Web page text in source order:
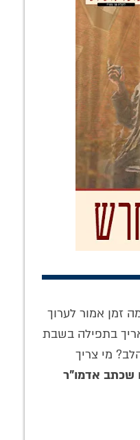
זמן אמור לערוך
בתפילה בשבת
מי צריך
שכתב אדמו"ר
ליובאוויטש: לקט
התפילה הסודית
בחברון: כשהרבי
הריי"צ זעק על קברי
האבות במערת
המכפילה – ברוסית